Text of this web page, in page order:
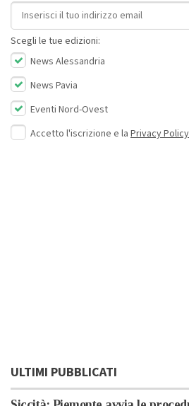
Indirizzo email
Scegli le tue edizioni:
News Alessandria
News Pavia
Eventi Nord-Ovest
Accetto l'iscrizione e la Privacy Policy
ULTIMI PUBBLICATI